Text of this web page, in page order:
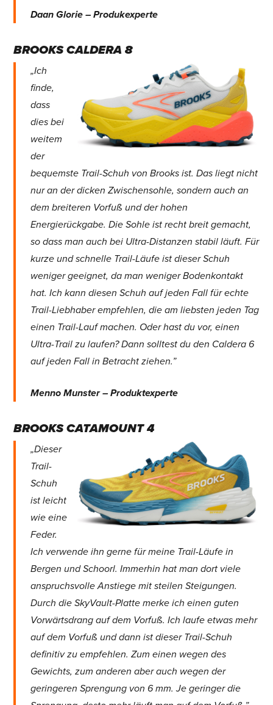
Daan Glorie – Produkexperte
BROOKS CALDERA 8
„Ich
finde,
dass
dies bei
weitem
der
bequemste Trail-Schuh von Brooks ist. Das liegt nicht
nur an der dicken Zwischensohle, sondern auch an
dem breiteren Vorfuß und der hohen
Energierückgabe. Die Sohle ist recht breit gemacht,
so dass man auch bei Ultra-Distanzen stabil läuft. Für
kurze und schnelle Trail-Läufe ist dieser Schuh
weniger geeignet, da man weniger Bodenkontakt
hat. Ich kann diesen Schuh auf jeden Fall für echte
Trail-Liebhaber empfehlen, die am liebsten jeden Tag
einen Trail-Lauf machen. Oder hast du vor, einen
Ultra-Trail zu laufen? Dann solltest du den Caldera 6
auf jeden Fall in Betracht ziehen.”
Menno Munster – Produktexperte
BROOKS CATAMOUNT 4
„Dieser
Trail-
Schuh
ist leicht
wie eine
Feder.
Ich verwende ihn gerne für meine Trail-Läufe in
Bergen und Schoorl. Immerhin hat man dort viele
anspruchsvolle Anstiege mit steilen Steigungen.
Durch die SkyVault-Platte merke ich einen guten
Vorwärtsdrang auf dem Vorfuß. Ich laufe etwas mehr
auf dem Vorfuß und dann ist dieser Trail-Schuh
definitiv zu empfehlen. Zum einen wegen des
Gewichts, zum anderen aber auch wegen der
geringeren Sprengung von 6 mm. Je geringer die